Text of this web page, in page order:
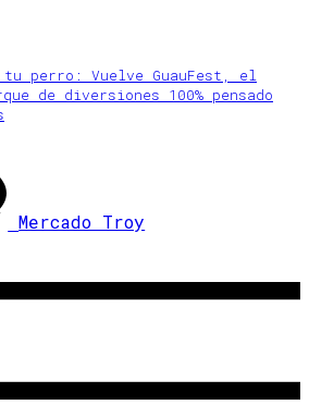
perro: Vuelve GuauFest, el
de diversiones 100% pensado
Mercado Troy